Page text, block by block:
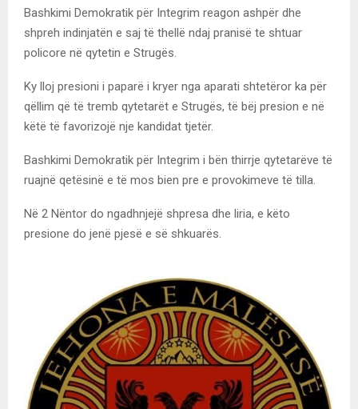
Bashkimi Demokratik për Integrim reagon ashpër dhe
shpreh indinjatën e saj të thellë ndaj pranisë te shtuar
policore në qytetin e Strugës.
Ky lloj presioni i paparë i kryer nga aparati shtetëror ka për
qëllim që të tremb qytetarët e Strugës, të bëj presion e në
këtë të favorizojë nje kandidat tjetër.
Bashkimi Demokratik për Integrim i bën thirrje qytetarëve të
ruajnë qetësinë e të mos bien pre e provokimeve të tilla.
Në 2 Nëntor do ngadhnjejë shpresa dhe liria, e këto
presione do jenë pjesë e së shkuarës.